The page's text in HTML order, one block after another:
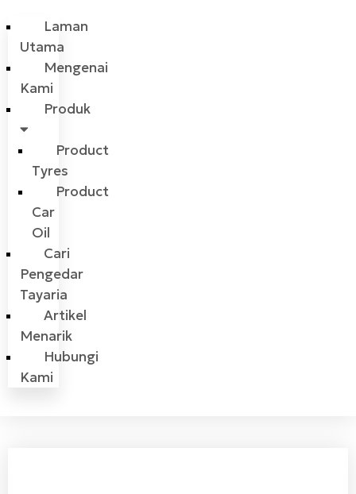
Laman
Utama
Mengenai
Kami
Produk
Product
Tyres
Product
Car
Oil
Cari
Pengedar
Tayaria
Artikel
Menarik
Hubungi
Kami